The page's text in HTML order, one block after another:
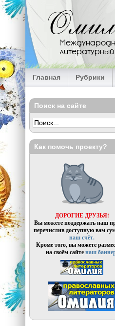
Перейти к основному содержанию
Главная Рубрики
Поиск на сайте
Как помочь проекту?
ДОРОГИЕ ДРУЗЬЯ!
Вы можете поддержать наш
перечислив доступную вам
наш счёт.
Кроме того, вы можете
на своём сайтенаш